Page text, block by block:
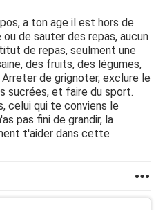
a ton age il est hors de
de sauter des repas, aucun
de repas, seulment une
des fruits, des légumes,
Arreter de grignoter, exclure le
sucrées, et faire du sport.
celui qui te conviens le
pas fini de grandir, la
t'aider dans cette